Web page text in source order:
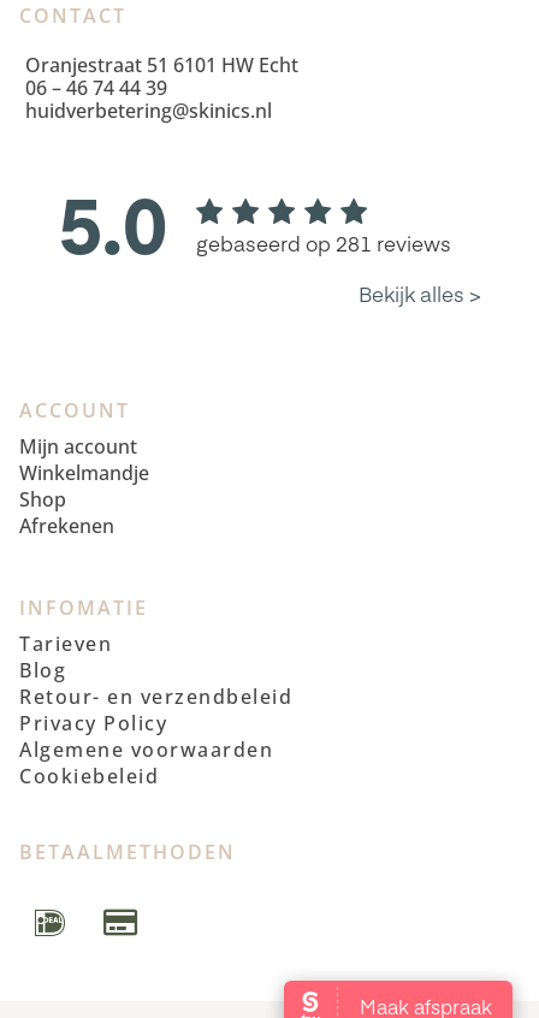
CONTACT
Oranjestraat 51 6101 HW Echt
06 – 46 74 44 39
huidverbetering@skinics.nl
ACCOUNT
Mijn account
Winkelmandje
Shop
Afrekenen
INFOMATIE
Tarieven
Blog
Retour- en verzendbeleid
Privacy Policy
Algemene voorwaarden
Cookiebeleid
BETAALMETHODEN